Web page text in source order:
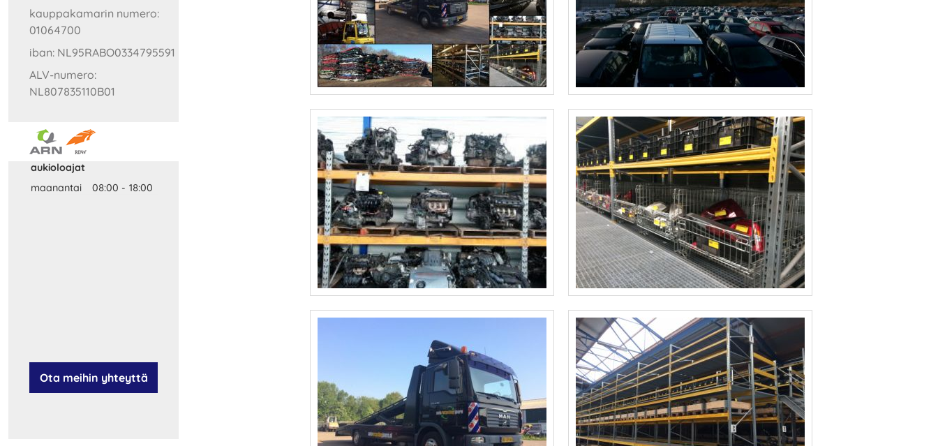
kauppakamarin numero:
01064700
iban: NL95RABO0334795591
ALV-numero:
NL807835110B01
aukioloajat
maanantai
08:00 - 18:00
Ota meihin yhteyttä